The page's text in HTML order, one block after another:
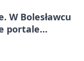
W Bolesławcu
portale